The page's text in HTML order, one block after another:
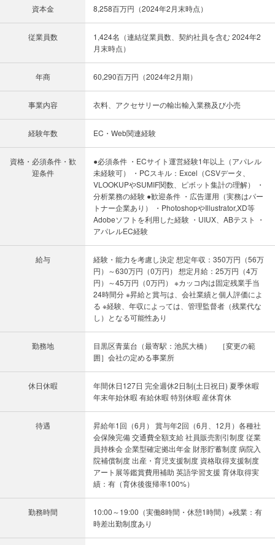
資本金 8,258百万円（2024年2月末時点）
従業員数
1,424名（連結従業員数、契約社員を含む 2024年2
月末時点）
年商 60,290百万円（2024年2月期）
事業内容 衣料、アクセサリーの輸出輸入業務及び小売
経験年数 EC・Web関連経験
資格・必須条件・歓
迎条件
●必須条件 ・ECサイト運営経験1年以上（アパレル
未経験可） ・PCスキル：Excel（CSVデータ、
VLOOKUPやSUMIF関数、ピボット集計の理解） ・
分析業務の経験 ●歓迎条件 ・広告運用（実務はパー
トナー企業あり） ・PhotoshopやIllustrator,XD等
Adobeソフトを利用した経験 ・UIUX、ABテスト ・
アパレルEC経験
給与
経験・能力を考慮し決定 想定年収：350万円（56万
円）～630万円（0万円） 想定月給：25万円（4万
円）～45万円（0万円） ※カッコ内は固定残業手当
24時間分 ※昇給と賞与は、会社業績と個人評価によ
る ※経験、年収によっては、管理監督者（残業代な
し）となる可能性あり
勤務地
目黒区青葉台（最寄駅：池尻大橋） ［変更の範
囲］会社の定める事業所
休日休暇
年間休日127日 完全週休2日制(土日祝日) 夏季休暇
年末年始休暇 有給休暇 特別休暇 産休育休
待遇
昇給年1回（6月） 賞与年2回（6月、12月）各種社
会保険完備 交通費全額支給 社員販売割引制度 従業
員持株会 企業型確定拠出年金 財形貯蓄制度 病院入
院補償制度 出産・育児支援制度 資格取得支援制度
アート展等鑑賞費用補助 英語学習支援 育休取得実
績：有（育休後復帰率100%）
勤務時間
10:00～19:00（実働8時間・休憩1時間）※残業：有
時差出勤制度あり